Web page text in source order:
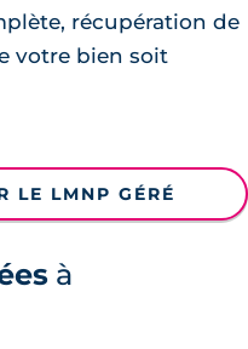
récupération de
votre bien soit
LE LMNP GÉRÉ
à